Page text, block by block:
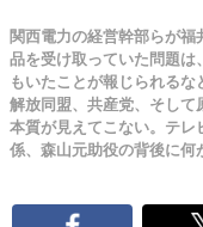
関西電力の経営幹部らが
品を受け取っていた問題は
もいたことが報じられる
解放同盟、共産党、そして
本質が見えてこない。テレ
係、森山元助役の背後に何